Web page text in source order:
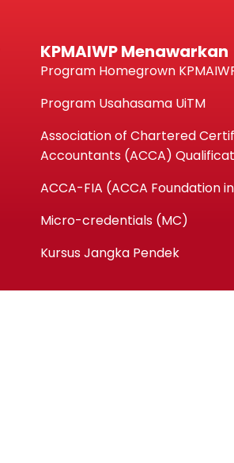
KPMAIWP Menawarkan
Program Homegrown
Program Usahasama UiTM
Association of Chartered
Accountants (ACCA)
ACCA-FIA (ACCA Foundation
Micro-credentials (MC)
Kursus Jangka Pendek